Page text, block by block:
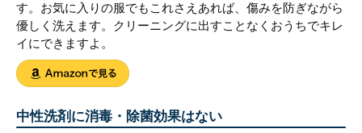
す。お気に入りの服でもこれさえあれば、傷みを防ぎながら
優しく洗えます。クリーニングに出すことなくおうちでキレ
イにできますよ。
中性洗剤に消毒・除菌効果はない